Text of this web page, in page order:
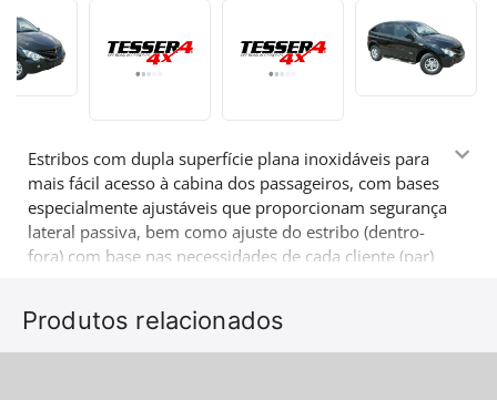
Estribos com dupla superfície plana inoxidáveis para
mais fácil acesso à cabina dos passageiros, com bases
especialmente ajustáveis que proporcionam segurança
lateral passiva, bem como ajuste do estribo (dentro-
fora) com base nas necessidades de cada cliente (par)
produto 4x4 que vem complementar a gama de
acessórios de reconhecido sucesso da companhia
Tessera4x4.
Produtos relacionados